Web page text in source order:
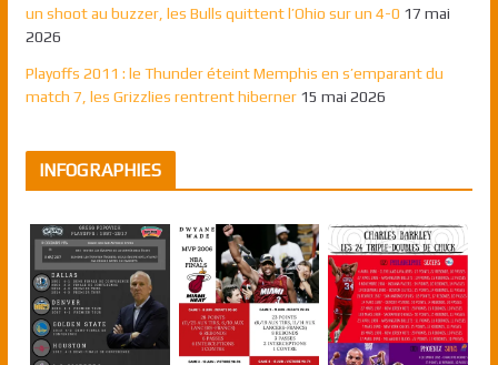
un shoot au buzzer, les Bulls quittent l’Ohio sur un 4-0 17 mai
2026
Playoffs 2011 : le Thunder éteint Memphis en s’emparant du
match 7, les Grizzlies rentrent hiberner 15 mai 2026
INFOGRAPHIES